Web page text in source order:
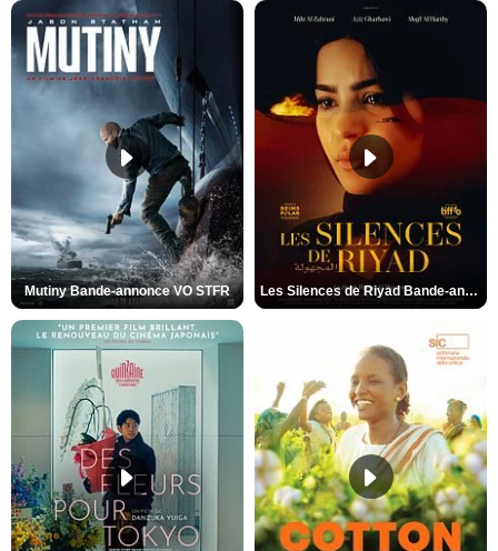
Mutiny Bande-annonce VO STFR Les Silences de Riyad Bande-annonce VO STFR